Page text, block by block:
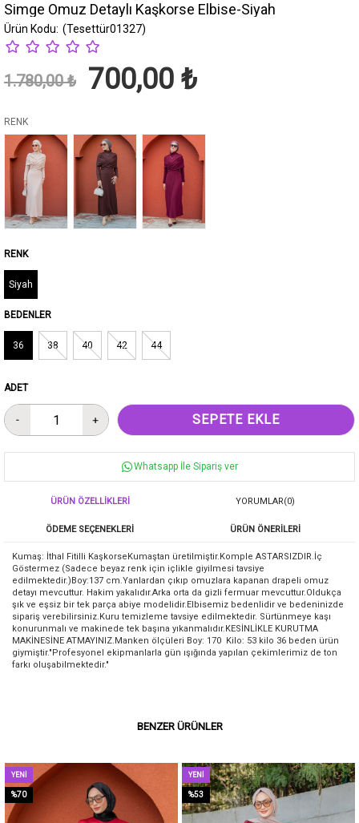
Simge Omuz Detaylı Kaşkorse Elbise-Siyah
(Tesettür01327)
1.780,00 ₺ 700,00 ₺
RENK
Siyah
BEDENLER
36 38 40 42 44
ADET
Whatsapp İle Sipariş ver
ÜRÜN ÖZELLIKLERI YORUMLAR(0)
ÖDEME SEÇENEKLERI ÜRÜN ÖNERILERI
Kumaş: İthal Fitilli KaşkorseKumaştan üretilmiştir.Komple ASTARSIZDIR.İç
Göstermez (Sadece beyaz renk için içlikle giyilmesi tavsiye
edilmektedir.)Boy:137 cm.Yanlardan çıkıp omuzlara kapanan drapeli omuz
detayı mevcuttur. Hakim yakalıdır.Arka orta da gizli fermuar mevcuttur.Oldukça
şık ve eşsiz bir tek parça abiye modelidir.Elbisemiz bedenlidir ve bedeninizde
sipariş verebilirsiniz.Kuru temizleme tavsiye edilmektedir. Sürtünmeye kaşı
konurunmalı ve makinede tek başına yıkanmalıdır.KESİNLİKLE KURUTMA
MAKİNESİNE ATMAYINIZ.Manken ölçüleri Boy: 170 Kilo: 53 kilo 36 beden ürün
giymiştir."Profesyonel ekipmanlarla gün ışığında yapılan çekimlerimiz de ton
farkı oluşabilmektedir."
BENZER ÜRÜNLER
%70
YENI
ÜRÜN
%53
YENI
ÜRÜN